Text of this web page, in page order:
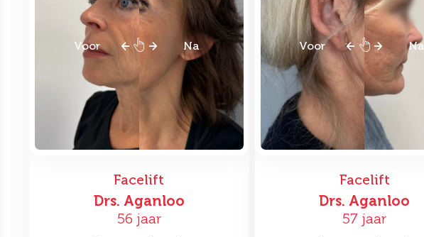
Voor Na
Facelift
Drs. Aganloo
56 jaar
Voor Na
Facelift
Drs. Aganloo
57 jaar